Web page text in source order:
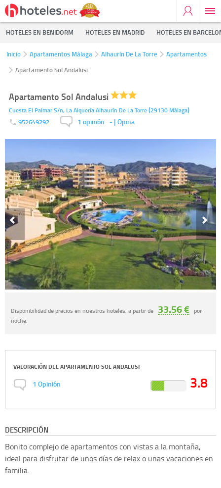
HOTELES EN BENIDORM HOTELES EN MADRID HOTELES EN
Inicio Apartamentos Málaga Alhaurín De La Torre
Apartamentos
Apartamento Sol Andalusi
Apartamento Sol Andalusi
Cuesta El Palmar S/n, La AlqueríaAlhaurín De La Torre(29130 Málaga)
952649292 1 opinión - | Opina
Disponibilidad de precios en nuestros hoteles, a partir de 33.56 € por
noche.
VALORACIÓN DELAPARTAMENTO SOL ANDALUSI
1 Opinión 3.8
DESCRIPCIÓN
Bonito complejo de apartamentos con vistas a la montaña,
ideal para disfrutar de unos días de relax o unas vacaciones en
familia.